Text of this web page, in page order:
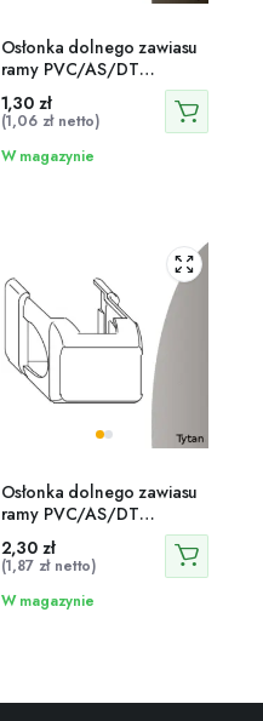
Osłonka dolnego zawiasu
ramy PVC/AS/DT
brązowa – 42195
1,30 zł
(1,06 złnetto)
W magazynie
Osłonka dolnego zawiasu
ramy PVC/AS/DT
tytanowa – 42048
2,30 zł
(1,87 złnetto)
W magazynie